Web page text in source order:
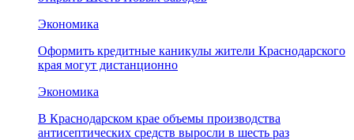
Экономика
Оформить кредитные каникулы жители Краснодарского
края могут дистанционно
Экономика
В Краснодарском крае объемы производства
антисептических средств выросли в шесть раз